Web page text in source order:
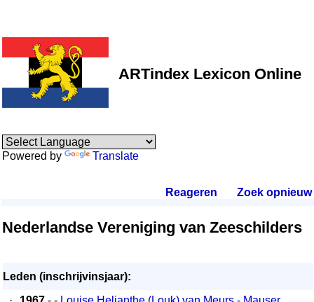
ARTindex Lexicon Online
Powered by Translate
Reageren Zoek opnieuw.
Nederlandse Vereniging van Zeeschilders
Leden (inschrijvinsjaar):